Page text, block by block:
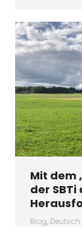
Mit dem
der SBTi
Blog, Deutsch